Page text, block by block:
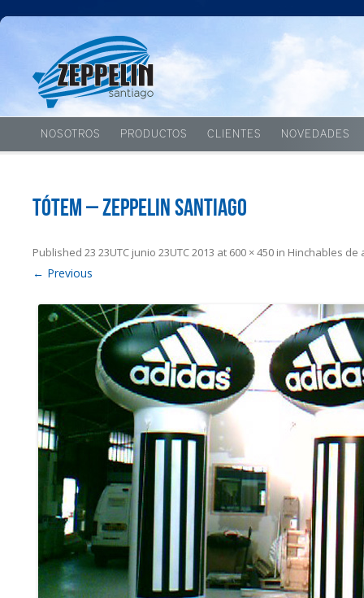
NOSOTROS PRODUCTOS CLIENTES NOVEDADES
Tótem – Zeppelin Santiago
Published 23 23UTC junio 23UTC 2013 at 600 × 450 in Hinchables de
← Previous